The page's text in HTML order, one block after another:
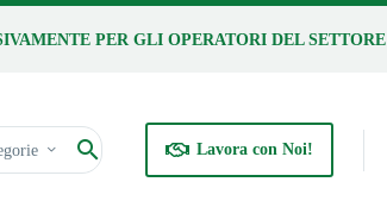
PER GLI OPERATORI DEL SETTORE
Lavora con Noi!